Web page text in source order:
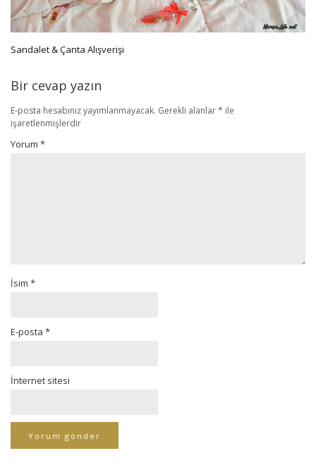
Sandalet & Çanta Alışverişi
Bir cevap yazın
E-posta hesabınız yayımlanmayacak. Gerekli alanlar* ile
işaretlenmişlerdir
Yorum *
İsim *
E-posta *
İnternet sitesi